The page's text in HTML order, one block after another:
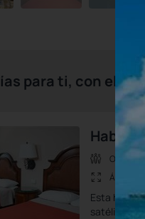
para ti, con el
Área:
Esta
satélite y